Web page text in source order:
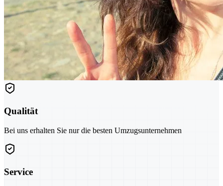
Qualität
Bei uns erhalten Sie nur die besten Umzugsunternehmen
Service